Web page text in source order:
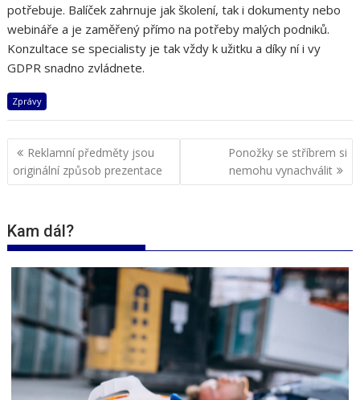
potřebuje. Balíček zahrnuje jak školení, tak i dokumenty nebo
webináře a je zaměřený přímo na potřeby malých podniků.
Konzultace se specialisty je tak vždy k užitku a díky ní i vy
GDPR snadno zvládnete.
Zprávy
Navigace
pro
příspěvek
Reklamní předměty jsou
originální způsob prezentace
Ponožky se stříbrem si
nemohu vynachválit
Kam dál?